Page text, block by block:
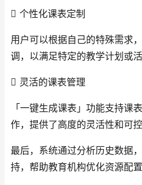
 个性化课表定制
用户可以根据自己的特殊需求
调，以满足特定的教学计划或活
 灵活的课表管理
「一键生成课表」功能支持课
作，提供了高度的灵活性和可控
最后，系统通过分析历史数据
持，帮助教育机构优化资源配